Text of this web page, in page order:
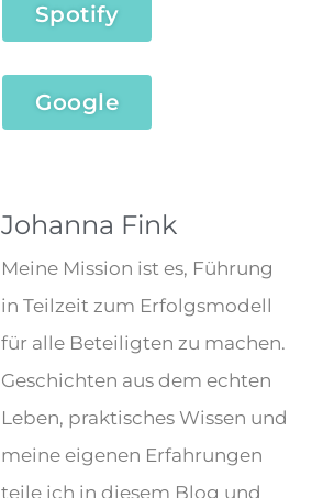
Spotify
Google
Johanna Fink
Meine Mission ist es, Führung
in Teilzeit zum Erfolgsmodell
für alle Beteiligten zu machen.
Geschichten aus dem echten
Leben, praktisches Wissen und
meine eigenen Erfahrungen
teile ich in diesem Blog und